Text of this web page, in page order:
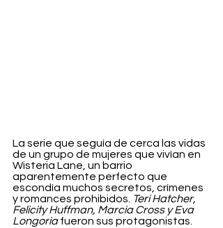
La serie que seguía de cerca las vidas
de un grupo de mujeres que vivían en
Wisteria Lane, un barrio
aparentemente perfecto que
escondía muchos secretos, crímenes
y romances prohibidos. Teri Hatcher,
Felicity Huffman, Marcia Cross y Eva
Longoria fueron sus protagonistas.